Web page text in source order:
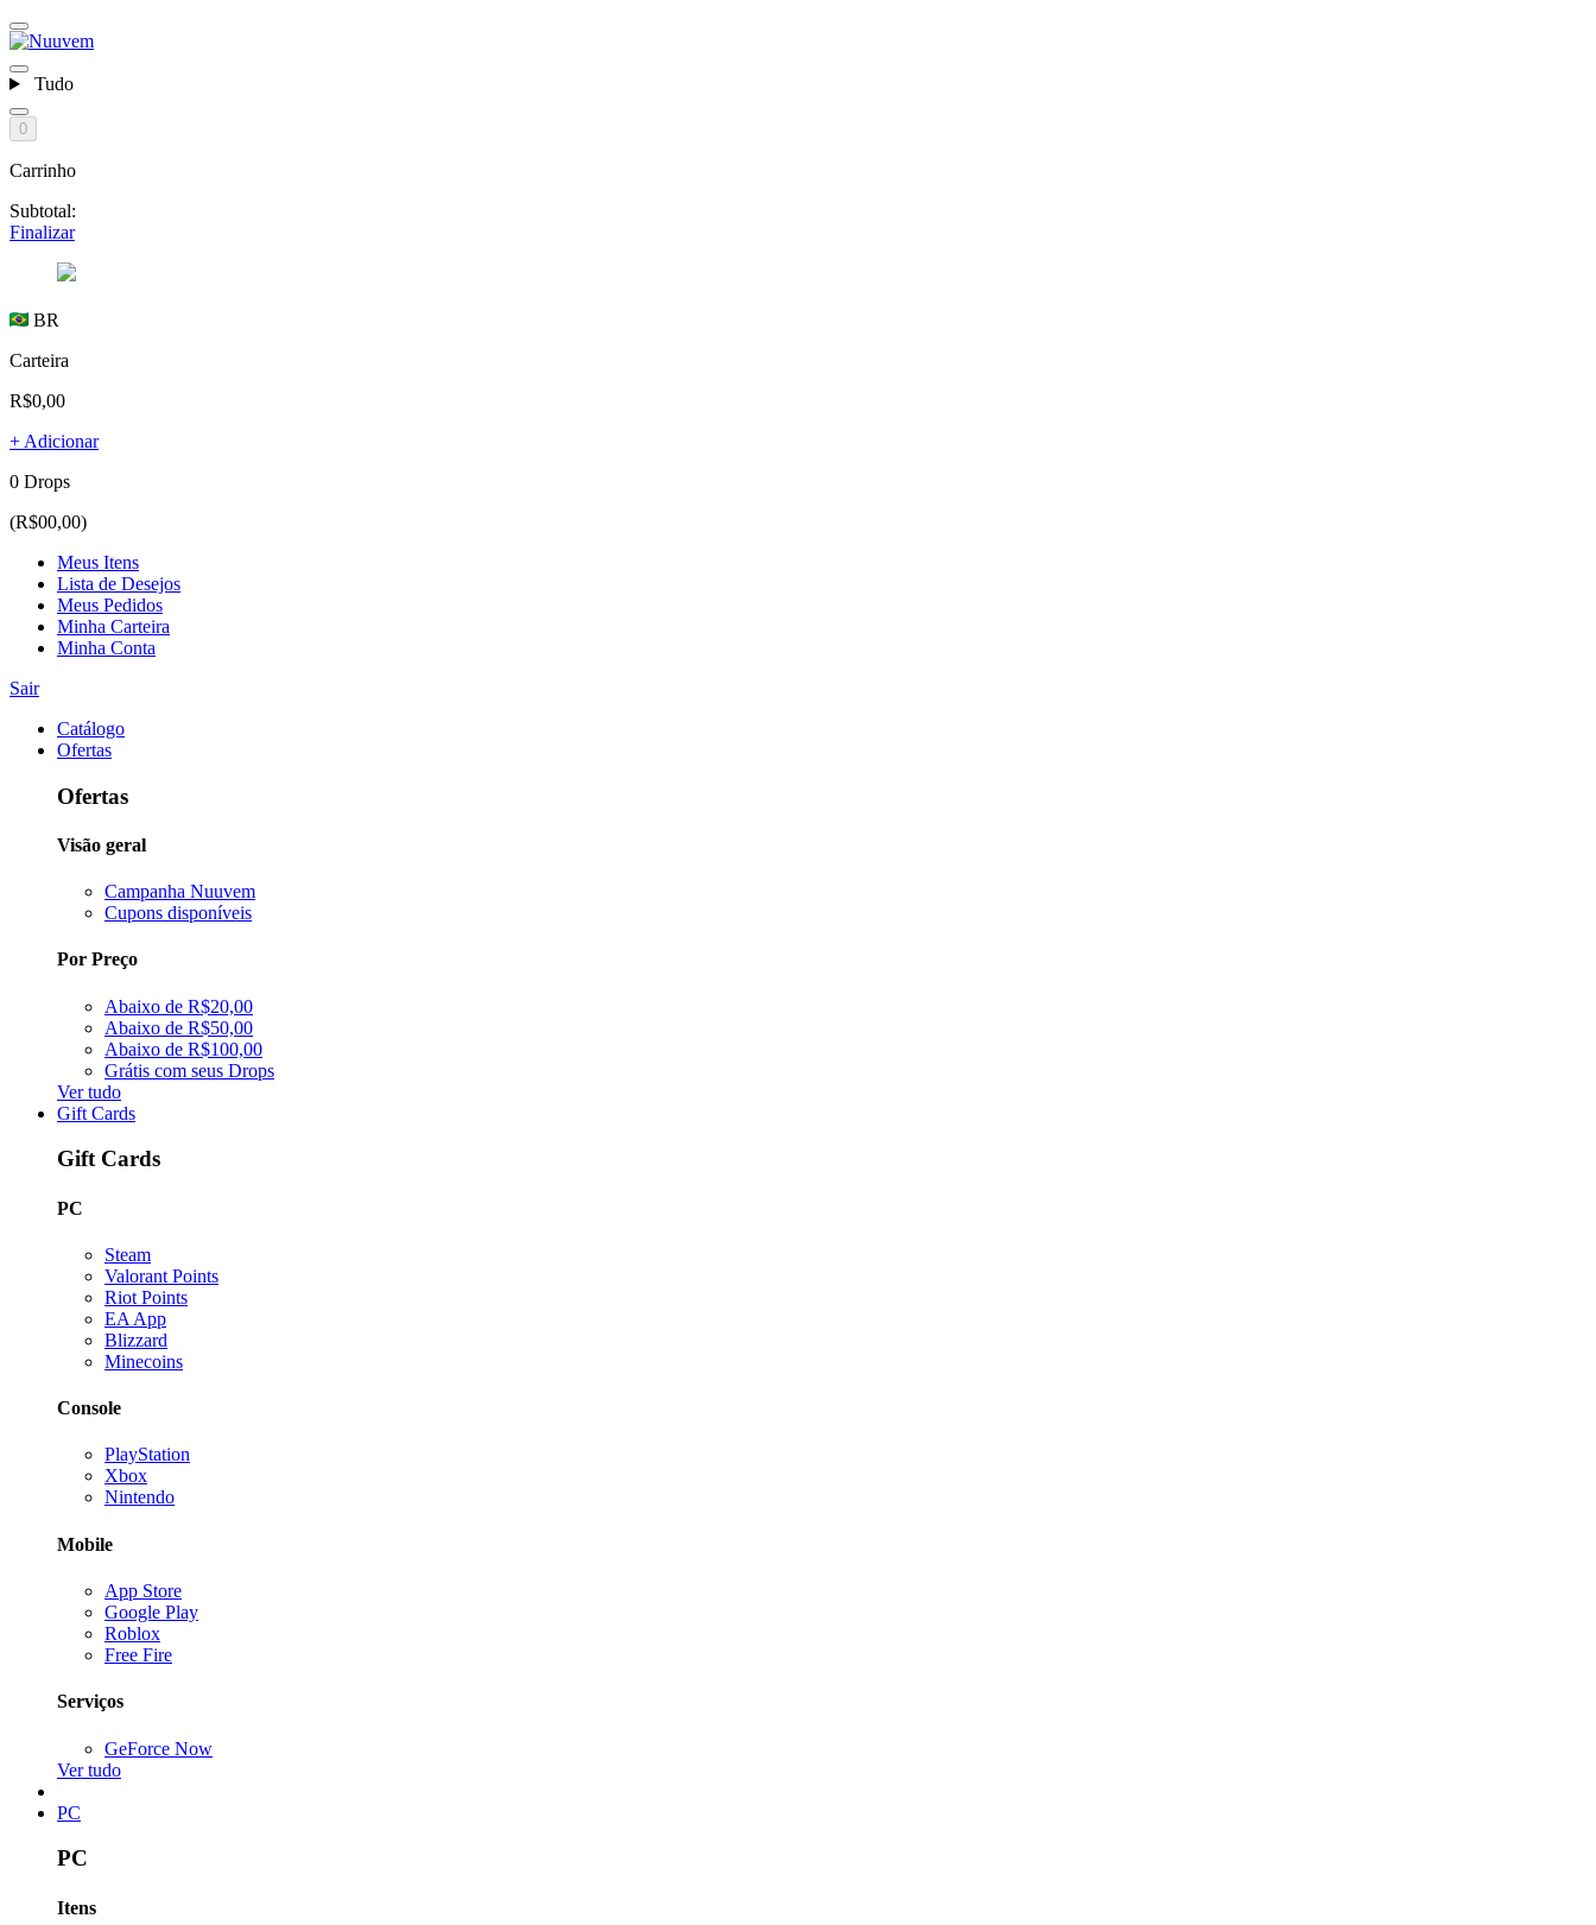
Tudo
0
Carrinho
Subtotal:
Finalizar
BR
Carteira
R$0,00
+ Adicionar
0 Drops
(R$00,00)
Meus Itens
Lista de Desejos
Meus Pedidos
Minha Carteira
Minha Conta
Sair
Catálogo
Ofertas
Ofertas
Visão geral
Campanha Nuuvem
Cupons disponíveis
Por Preço
Abaixo de R$20,00
Abaixo de R$50,00
Abaixo de R$100,00
Grátis com seus Drops
Ver tudo
Gift Cards
Gift Cards
PC
Steam
Valorant Points
Riot Points
EA App
Blizzard
Minecoins
Console
PlayStation
Xbox
Nintendo
Mobile
App Store
Google Play
Roblox
Free Fire
Serviços
GeForce Now
Ver tudo
PC
PC
Itens